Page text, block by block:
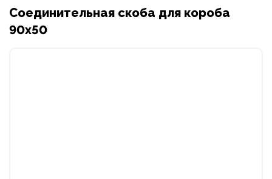
Соединительная скоба для короба
90х50